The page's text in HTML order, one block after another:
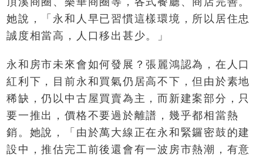
她說，「永和人早已習慣這樣環境，所以居住忠
誠度相當高，人口移出甚少。」
永和房市未來會如何發展？張麗鴻認為，在人口
紅利下，目前永和買氣仍居高不下，但由於素地
稀缺，仍以中古屋買賣為主，而新建案部分，只
要一推出，價格不要過於離譜，幾乎都相當熱
銷。她說，「由於萬大線正在永和緊鑼密鼓的建
設中，推估完工前後還會有一波房市熱潮，有意